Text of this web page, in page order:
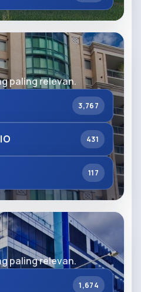
paling relevan.
3,767
431
117
paling relevan.
1,674